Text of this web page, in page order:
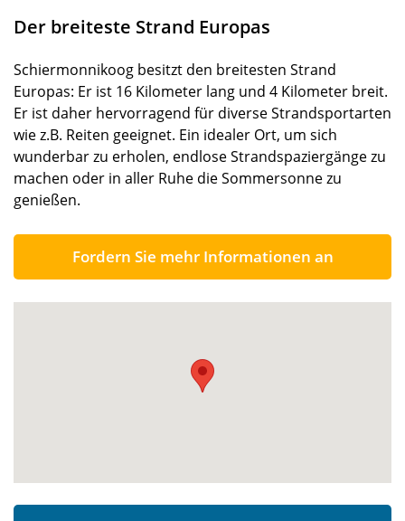
Der breiteste Strand Europas
Schiermonnikoog besitzt den breitesten Strand
Europas: Er ist 16 Kilometer lang und 4 Kilometer breit.
Er ist daher hervorragend für diverse Strandsportarten
wie z.B. Reiten geeignet. Ein idealer Ort, um sich
wunderbar zu erholen, endlose Strandspaziergänge zu
machen oder in aller Ruhe die Sommersonne zu
genießen.
Fordern Sie mehr Informationen an